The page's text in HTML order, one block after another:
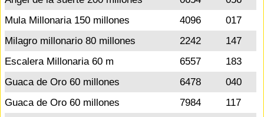
Mula Millonaria 150 millones
4096
017
Milagro millonario 80 millones
2242
147
Escalera Millonaria 60 m
6557
183
Guaca de Oro 60 millones
6478
040
Guaca de Oro 60 millones
7984
117